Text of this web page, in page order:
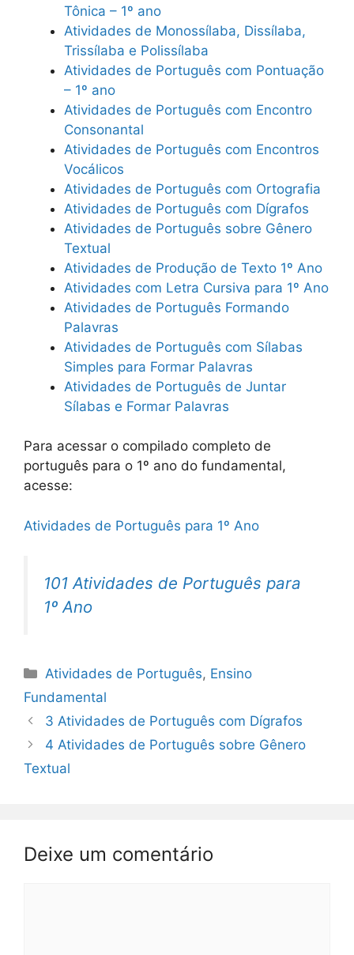
Tônica – 1º ano
Atividades de Monossílaba, Dissílaba,
Trissílaba e Polissílaba
Atividades de Português com Pontuação
– 1º ano
Atividades de Português com Encontro
Consonantal
Atividades de Português com Encontros
Vocálicos
Atividades de Português com Ortografia
Atividades de Português com Dígrafos
Atividades de Português sobre Gênero
Textual
Atividades de Produção de Texto 1º Ano
Atividades com Letra Cursiva para 1º Ano
Atividades de Português Formando
Palavras
Atividades de Português com Sílabas
Simples para Formar Palavras
Atividades de Português de Juntar
Sílabas e Formar Palavras
Para acessar o compilado completo de
português para o 1º ano do fundamental,
acesse:
Atividades de Português para 1º Ano
101 Atividades de Português para
1º Ano
Categorias
Atividades de Português, Ensino
Fundamental
3 Atividades de Português com Dígrafos
4 Atividades de Português sobre Gênero
Textual
Deixe um comentário